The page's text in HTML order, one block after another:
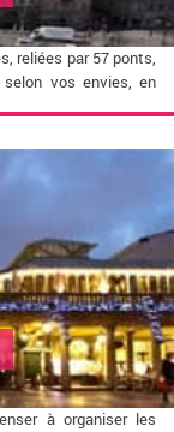
reliées par 57 ponts,
vos envies, en
à organiser les